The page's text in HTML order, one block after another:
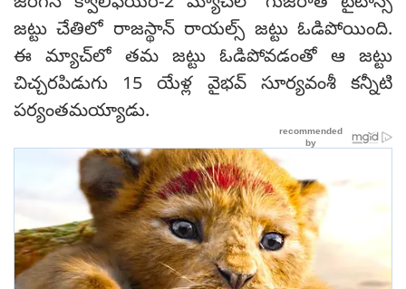
జట్టు చేతిలో రాజస్థాన్ రాయల్స్ జట్టు ఓడిపోయింది.
ఈ మ్యాచ్‌లో తమ జట్టు ఓడిపోవడంతో ఆ జట్టు
చిచ్చరపిడుగు 15 యేళ్ల వైభవ్ సూర్యవంశీ కన్నీటి
పర్యంతమయ్యాడు.